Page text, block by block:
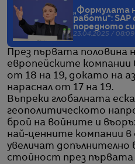
„Формулата
работи“:
поредното
23.04.2025 / 08:09
През първата
европейските компании
от 18 на 19, докато на
нараснал от 17 на 19.
Въпреки глобалната
геополитическото
брой на войните и
най-ценните компании
увеличат допълнително
стойност през първата